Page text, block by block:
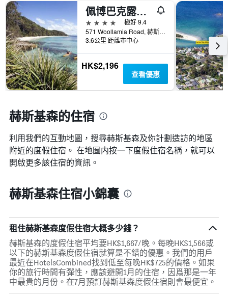
有
1
條
Y
軸，
顯
示
房
間
的
均
價
佩博巴克露營酒店
4星級
極好 9.4
571 Woollamia Road, 赫斯基森, NSW, 澳洲
3.6公里 距離市中心
HK$2,196
查看優惠
赫斯基森的住宿
利用我們的互動地圖，搜尋赫斯基森​及你計劃造訪的地區
附近的度假住宿。 在地圖内按一下度假住宿名稱，就可以
開啟更多該住宿的資訊。
赫斯基森住宿小錦囊
租住赫斯基森度假住宿大概多少錢？
赫斯基森的度假住宿平均要HK$1,667/晚。每晚HK$1,566或
以下的赫斯基森度假住宿就算是不錯的優惠。我們的用戶
最近在HotelsCombined找到低至每晚HK$725的價格。如果
你的旅行時間有彈性，應該避開1月的住宿，因爲那是一年
中最貴的月份。在7月預訂赫斯基森度假住宿則會最便宜。